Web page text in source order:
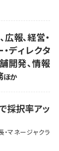
報、経営・
ディレクタ
開発、情報
ほか
採択率アッ
マネージャクラ